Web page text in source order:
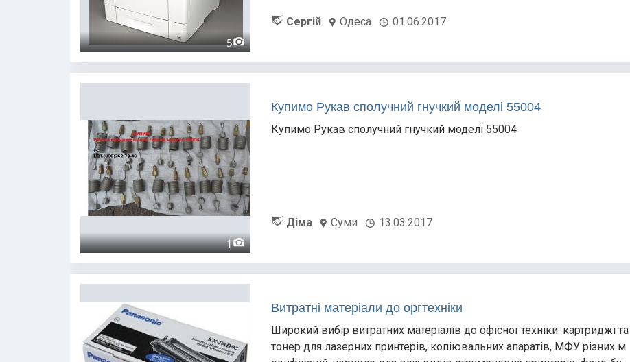
5
Сергій Одеса 01.06.2017
1
Купимо Рукав сполучний гнучкий моделі 55004
Купимо Рукав сполучний гнучкий моделі 55004
Діма Суми 13.03.2017
Витратні матеріали до оргтехніки
Широкий вибір витратних матеріалів до офісної техніки: картриджі та
тонер для лазерних принтерів, копіювальних апаратів, МФУ різних м